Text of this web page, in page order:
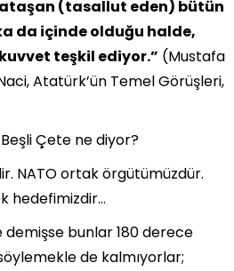
(tasallut eden) bütün
da içinde olduğu halde,
teşkil ediyor.” (Mustafa
Atatürk’ün Temel Görüşleri,
Çete ne diyor?
NATO ortak örgütümüzdür.
hedefimizdir…
demişse bunlar 180 derece
de kalmıyorlar;